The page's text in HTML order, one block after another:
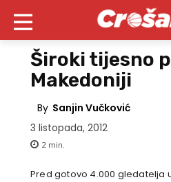
Široki tijesno
Makedoniji
By Sanjin Vučković
3 listopada, 2012
2 min.
Pred gotovo 4.000 gledatelja